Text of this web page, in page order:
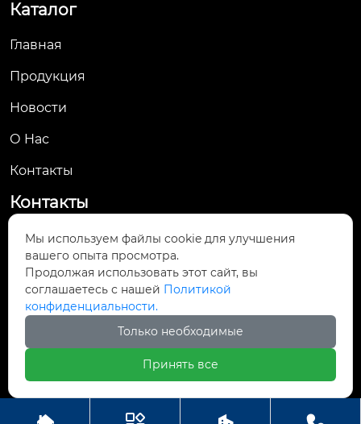
Каталог
Главная
Продукция
Новости
О Hас
Контакты
Контакты

No. 61, Jingsan Road, Yueqing Economic
Development Zone, Yueqing City, Wenzhou,
Zhejiang Province
 yunsale007@gmail.com

Мы используем файлы cookie для улучшения
вашего опыта просмотра.
Продолжая использовать этот сайт, вы
соглашаетесь с нашей Политикой
конфиденциальности.
Только необходимые
Принять все